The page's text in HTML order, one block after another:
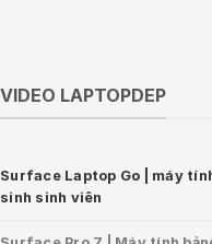
VIDEO LAPTOPDEP
Surface Laptop Go | máy
sinh sinh viên